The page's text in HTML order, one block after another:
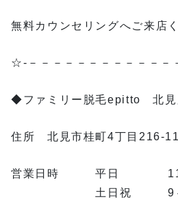
無料カウンセリングへご来店
☆-－－－－－－－－－－－－
◆ファミリー脱毛epitto 北見
住所 北見市桂町4丁目216-11
営業日時 平日 11
土日祝 9～